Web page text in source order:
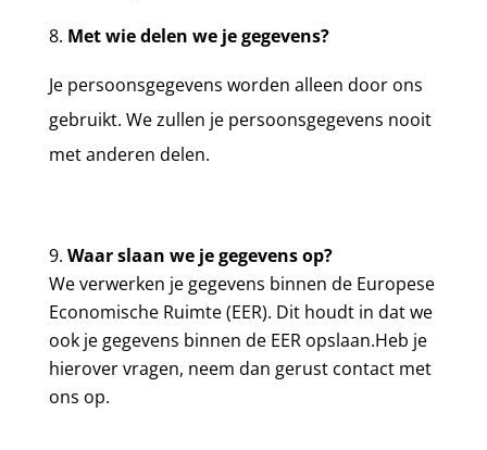
Met wie delen we je gegevens?
Je persoonsgegevens worden alleen door ons
gebruikt. We zullen je persoonsgegevens nooit
met anderen delen.
Waar slaan we je gegevens op?
We verwerken je gegevens binnen de Europese
Economische Ruimte (EER). Dit houdt in dat we
ook je gegevens binnen de EER opslaan.Heb je
hierover vragen, neem dan gerust contact met
ons op.